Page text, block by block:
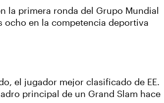
la primera ronda del Grupo Mundial
ocho en la competencia deportiva
el jugador mejor clasificado de EE.
principal de un Grand Slam hace